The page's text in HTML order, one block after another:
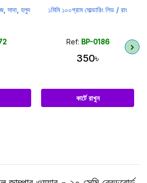
সাদা, হলুদ ১মিমি ১০০গ্রাম সোল্ডারিং লিড / রাং
Ref: BP-0186
350৳
কার্টে রাখুন